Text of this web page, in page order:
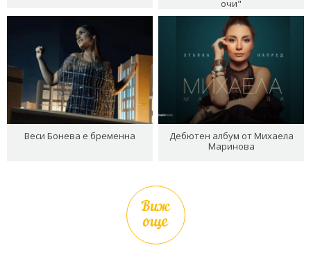
очи"
Веси Бонева е бременна
Дебютен албум от Михаела
Маринова
Виж
още